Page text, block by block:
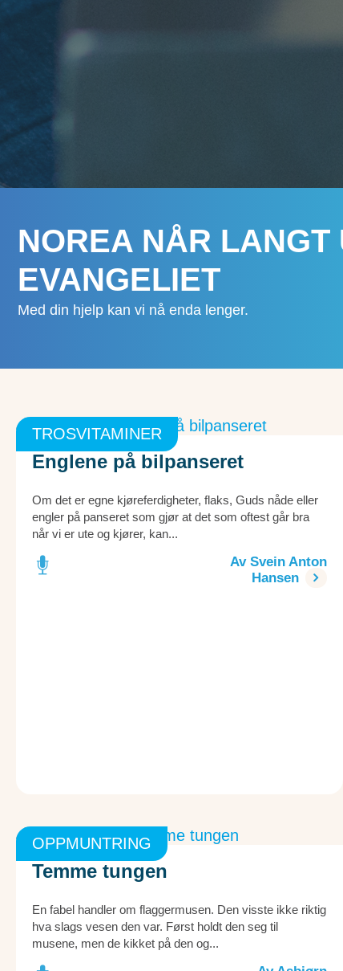
NOREA NÅR LANGT
EVANGELIET
Med din hjelp kan vi nå enda lenger.
TROSVITAMINER
Englene på bilpanseret
Om det er egne kjøreferdigheter, flaks, Guds nåde eller
engler på panseret som gjør at det som oftest går bra
når vi er ute og kjører, kan...
Av Svein Anton
Hansen
OPPMUNTRING
Temme tungen
En fabel handler om flaggermusen. Den visste ikke riktig
hva slags vesen den var. Først holdt den seg til
musene, men de kikket på den og...